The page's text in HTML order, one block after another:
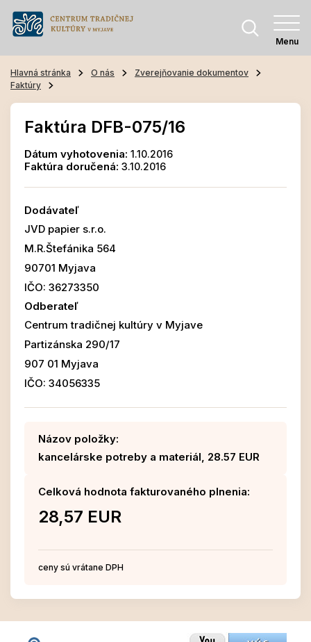
Menu
Hlavná stránka O nás
Zverejňovanie dokumentov
Faktúry
Faktúra DFB-075/16
Dátum vyhotovenia: 1.10.2016
Faktúra doručená: 3.10.2016
Dodávateľ
JVD papier s.r.o.
M.R.Štefánika 564
90701 Myjava
IČO: 36273350
Odberateľ
Centrum tradičnej kultúry v Myjave
Partizánska 290/17
907 01 Myjava
IČO: 34056335
Názov položky:
kancelárske potreby a materiál, 28.57 EUR
Celková hodnota fakturovaného plnenia:
28,57 EUR
ceny sú vrátane DPH